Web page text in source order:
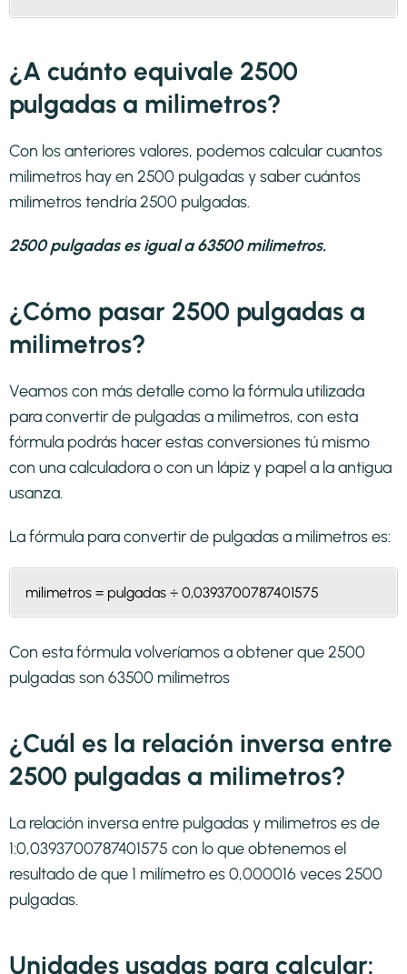
¿A cuánto equivale 2500
pulgadas a milimetros?
Con los anteriores valores, podemos calcular cuantos
milimetros hay en 2500 pulgadas y saber cuántos
milimetros tendría 2500 pulgadas.
2500 pulgadas es igual a 63500 milimetros.
¿Cómo pasar 2500 pulgadas a
milimetros?
Veamos con más detalle como la fórmula utilizada
para convertir de pulgadas a milimetros, con esta
fórmula podrás hacer estas conversiones tú mismo
con una calculadora o con un lápiz y papel a la antigua
usanza.
La fórmula para convertir de pulgadas a milimetroses:
milimetros = pulgadas ÷ 0,0393700787401575
Con esta fórmula volveríamos a obtener que 2500
pulgadas son 63500 milimetros
¿Cuál es la relación inversa entre
2500 pulgadas a milimetros?
La relación inversa entre pulgadas y milimetros es de
1:0,0393700787401575 con lo que obtenemos el
resultado de que 1 milímetro es 0,000016 veces 2500
pulgadas.
Unidades usadas para calcular: